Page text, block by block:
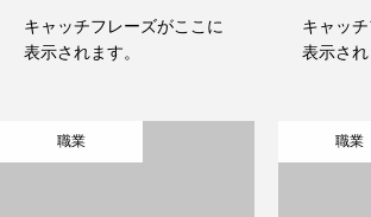
キャッチフレーズがここに
表示されます。
キャッ
表示され
職業 職業